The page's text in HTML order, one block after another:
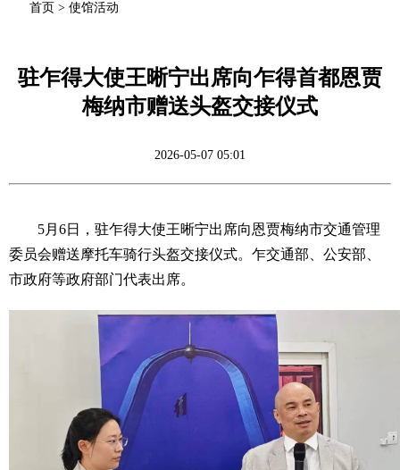
首页 > 使馆活动
驻乍得大使王晰宁出席向乍得首都恩贾
梅纳市赠送头盔交接仪式
2026-05-07 05:01
5月6日，驻乍得大使王晰宁出席向恩贾梅纳市交通管理
委员会赠送摩托车骑行头盔交接仪式。乍交通部、公安部、
市政府等政府部门代表出席。